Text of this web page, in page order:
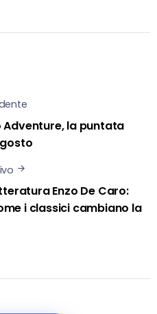
Adventure, la puntata
Enzo De Caro:
i classici cambiano la